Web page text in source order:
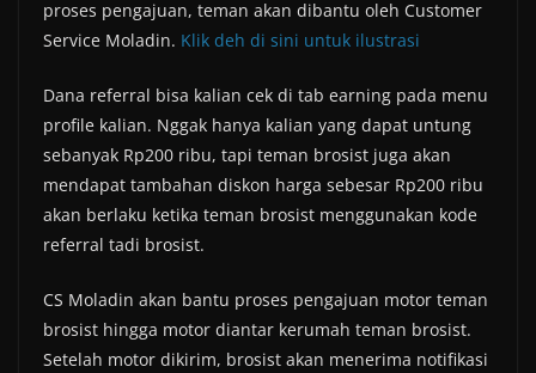
proses pengajuan, teman akan dibantu oleh Customer
Service Moladin. Klik deh di sini untuk ilustrasi
Dana referral bisa kalian cek di tab earning pada menu
profile kalian. Nggak hanya kalian yang dapat untung
sebanyak Rp200 ribu, tapi teman brosist juga akan
mendapat tambahan diskon harga sebesar Rp200 ribu
akan berlaku ketika teman brosist menggunakan kode
referral tadi brosist.
CS Moladin akan bantu proses pengajuan motor teman
brosist hingga motor diantar kerumah teman brosist.
Setelah motor dikirim, brosist akan menerima notifikasi